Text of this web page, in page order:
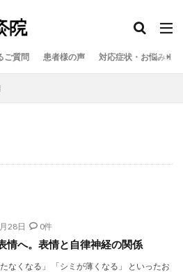
ご質問 患者様の声 対応症状・お悩み一覧
28日 0件
情へ。表情と自律神経の関係
なくなる」 「シミが薄くなる」 といったお